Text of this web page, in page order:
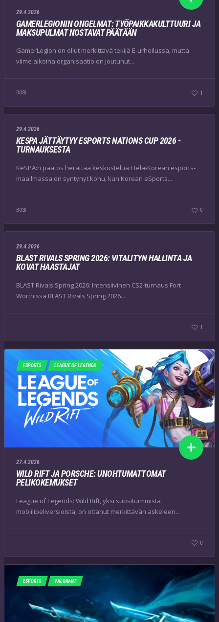
29.4.2026
GAMERLEGIONIN ONGELMAT: TYÖPAIKKAKULTTUURI JA
MAKSUPULMAT NOSTAVAT PÄÄTÄÄN
GamerLegion on ollut merkittävä tekijä E-urheilussa, mutta
viime aikoina organisaatio on joutunut...
BOSS 1
29.4.2026
KESPA JÄTTÄYTYY ESPORTS NATIONS CUP 2026 -
TURNAUKSESTA
KeSPA:n päätös herättää keskustelua Etelä-Korean esports-
maailmassa on syntynyt kohu, kun Korean eSports...
BOSS 0
29.4.2026
BLAST RIVALS SPRING 2026: VITALITYN HALLINTA JA
KOVAT HAASTAJAT
BLAST Rivals Spring 2026: Intensiivinen CS2-turnaus Fort
Worthissa BLAST Rivals Spring 2026...
1
ESPORTS LEAGUE OF LEGENDS
27.4.2026
WILD RIFT JA PORSCHE: UNOHTUMATTOMAT
PELIKOKEMUKSET
League of Legends: Wild Rift, yksi suosituimmista
mobiilipeliversioista, on ottanut merkittävän askeleen...
0
ESPORTS VALORANT